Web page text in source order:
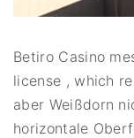
Betiro Casino
license , which
aber Weißdorn
horizontale